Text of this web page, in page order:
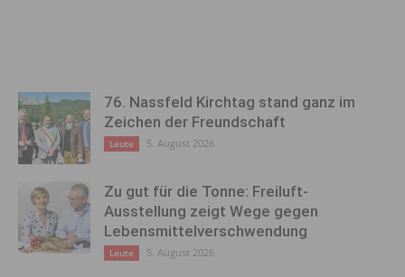
76. Nassfeld Kirchtag stand ganz im
Zeichen der Freundschaft
Leute 5. August 2026
Zu gut für die Tonne: Freiluft-
Ausstellung zeigt Wege gegen
Lebensmittelverschwendung
Leute 5. August 2026